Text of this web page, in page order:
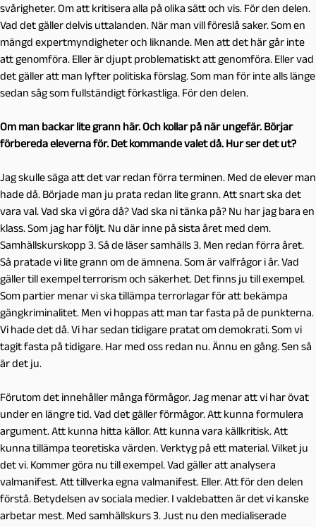
svårigheter. Om att kritisera alla på olika sätt och vis. För den delen.
Vad det gäller delvis uttalanden. När man vill föreslå saker. Som en
mängd expertmyndigheter och liknande. Men att det här går inte
att genomföra. Eller är djupt problematiskt att genomföra. Eller vad
det gäller att man lyfter politiska förslag. Som man för inte alls länge
sedan såg som fullständigt förkastliga. För den delen.
Om man backar lite grann här. Och kollar på när ungefär. Börjar
förbereda eleverna för. Det kommande valet då. Hur ser det ut?
Jag skulle säga att det var redan förra terminen. Med de elever man
hade då. Började man ju prata redan lite grann. Att snart ska det
vara val. Vad ska vi göra då? Vad ska ni tänka på? Nu har jag bara en
klass. Som jag har följt. Nu där inne på sista året med dem.
Samhällskurskopp 3. Så de läser samhälls 3. Men redan förra året.
Så pratade vi lite grann om de ämnena. Som är valfrågor i år. Vad
gäller till exempel terrorism och säkerhet. Det finns ju till exempel.
Som partier menar vi ska tillämpa terrorlagar för att bekämpa
gängkriminalitet. Men vi hoppas att man tar fasta på de punkterna.
Vi hade det då. Vi har sedan tidigare pratat om demokrati. Som vi
tagit fasta på tidigare. Har med oss redan nu. Ännu en gång. Sen så
är det ju.
Förutom det innehåller många förmågor. Jag menar att vi har övat
under en längre tid. Vad det gäller förmågor. Att kunna formulera
argument. Att kunna hitta källor. Att kunna vara källkritisk. Att
kunna tillämpa teoretiska värden. Verktyg på ett material. Vilket ju
det vi. Kommer göra nu till exempel. Vad gäller att analysera
valmanifest. Att tillverka egna valmanifest. Eller. Att för den delen
förstå. Betydelsen av sociala medier. I valdebatten är det vi kanske
arbetar mest. Med samhällskurs 3. Just nu den medialiserade